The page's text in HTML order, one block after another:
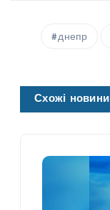
днепр
Схожі новини